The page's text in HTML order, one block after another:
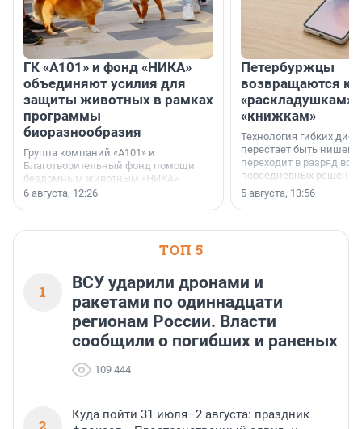
ГК «А101» и фонд «НИКА»
объединяют усилия для
защиты животных в рамках
программы
биоразнообразия
Группа компаний «А101» и
Благотворительный фонд помощи
бездомным животным «НИКА»
заключили соглашение о
6 августа, 12:26
Петербуржцы
возвращаются к
«раскладушкам»
«книжкам»
Технология гибких
перестает быть
переходит в разряд
повседневных
5 августа, 13:56
ТОП 5
1
ВСУ ударили дронами и
ракетами по одиннадцати
регионам России. Власти
сообщили о погибших и раненых
109 444
Куда пойти 31 июля–2 августа: праздник